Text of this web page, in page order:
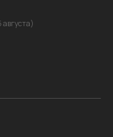
августа)